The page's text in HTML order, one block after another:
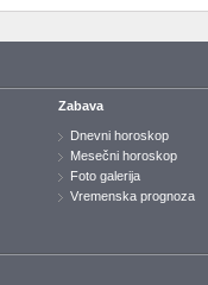
Zabava
Dnevni horoskop
Mesečni horoskop
Foto galerija
Vremenska prognoza